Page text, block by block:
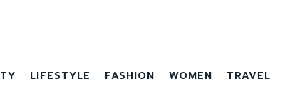
LIFESTYLE FASHION WOMEN TRAVEL